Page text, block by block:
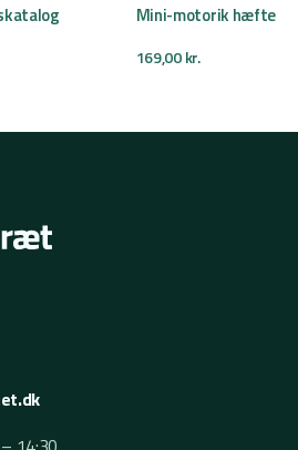
Mini-motorik hæfte
169,00kr.